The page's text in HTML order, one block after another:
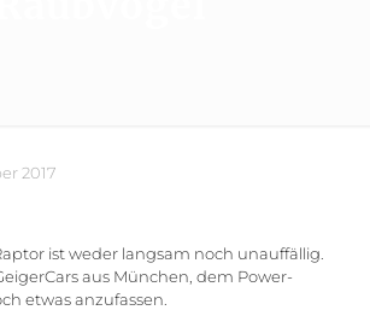
2017
ist weder langsam noch unauffällig.
aus München, dem Power-
etwas anzufassen.